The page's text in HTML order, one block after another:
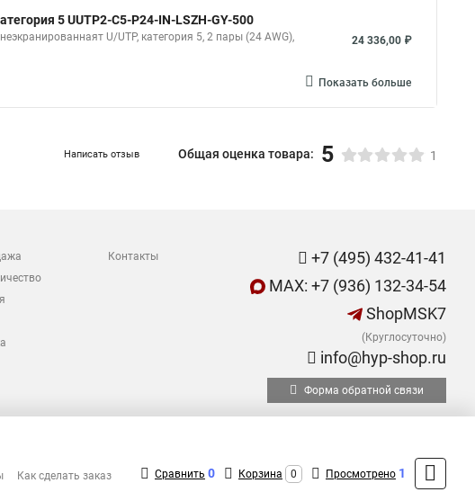
5 UUTP2-C5-P24-IN-LSZH-GY-500
U/UTP, категория 5, 2 пары (24 AWG),
24 336,00 ₽
Показать больше
Написать отзыв Общая оценка товара: 5 1
Контакты
+7 (495) 432-41-41
MAX: +7 (936) 132-34-54
ShopMSK7
(Круглосуточно)
info@hyp-shop.ru
Форма обратной связи
Как сделать заказ Сравнить 0 Корзина 0 Просмотрено 1